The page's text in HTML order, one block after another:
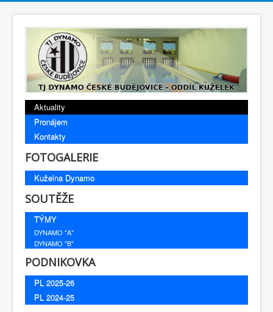
Aktuality
Pronájem
Kontakty
FOTOGALERIE
Kuželna Dynamo
SOUTĚŽE
TÝMY
DYNAMO "A"
DYNAMO "B"
PODNIKOVKA
PL 2025-26
PL 2024-25